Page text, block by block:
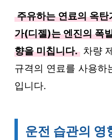
주유하는 연료의 옥
가(디젤)는 엔진의 폭
향을 미칩니다. 차량
규격의 연료를 사용하
입니다.
운전 습관의 영